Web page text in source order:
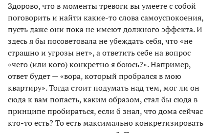
Здорово, что в моменты тревоги вы умеете с собой
поговорить и найти какие-то слова самоуспокоения,
пусть даже они пока не имеют должного эффекта. И
здесь я бы посоветовала не убеждать себя, что «не
страшно и угрозы нет», а ответить себе на вопрос
«чего (или кого) конкретно я боюсь?». Например,
ответ будет — «вора, который пробрался в мою
квартиру». Тогда стоит подумать над тем, мог ли он
сюда к вам попасть, каким образом, стал бы сюда в
принципе пробираться, если б знал, что дома сейчас
кто-то есть? То есть максимально конкретизировать